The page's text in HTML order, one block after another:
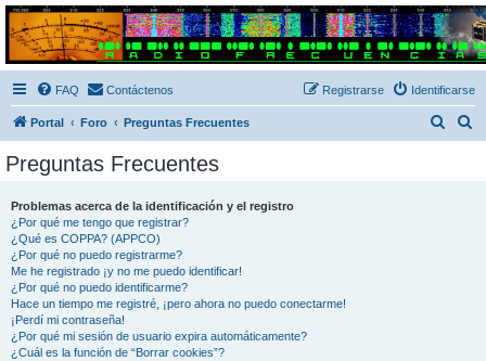
Radio Frecuencias
Foro de Radio Frecuencias
FAQ Contáctenos Identificarse
Registrarse
Portal Foro Preguntas Frecuentes
Preguntas Frecuentes
Problemas acerca de la identificación y el registro
¿Por qué me tengo que registrar?
¿Qué es COPPA? (APPCO)
¿Por qué no puedo registrarme?
Me he registrado ¡y no me puedo identificar!
¿Por qué no puedo identificarme?
Hace un tiempo me registré, ¡pero ahora no puedo conectarme!
¡Perdí mi contraseña!
¿Por qué mi sesión de usuario expira automáticamente?
¿Cuál es la función de “Borrar cookies”?